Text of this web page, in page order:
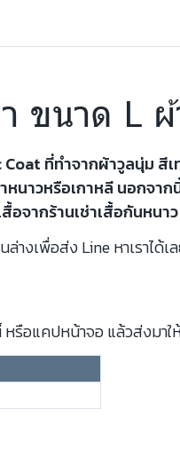
ขนาด L
ที่ทำจากผ้าวูลนุ่ม สี
หนาวหรือเกาหลี นอกจ
จากร้านเช่าเสื้อกันหนา
งเพื่อส่ง Line หาเราได้เ
อแคปหน้าจอ แล้วส่งมาใ